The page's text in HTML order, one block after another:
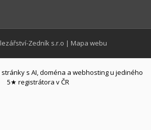
Zedník s.r.o | Mapa webu
s AI, doména a webhostingu jediného
5★ registrátora v ČR